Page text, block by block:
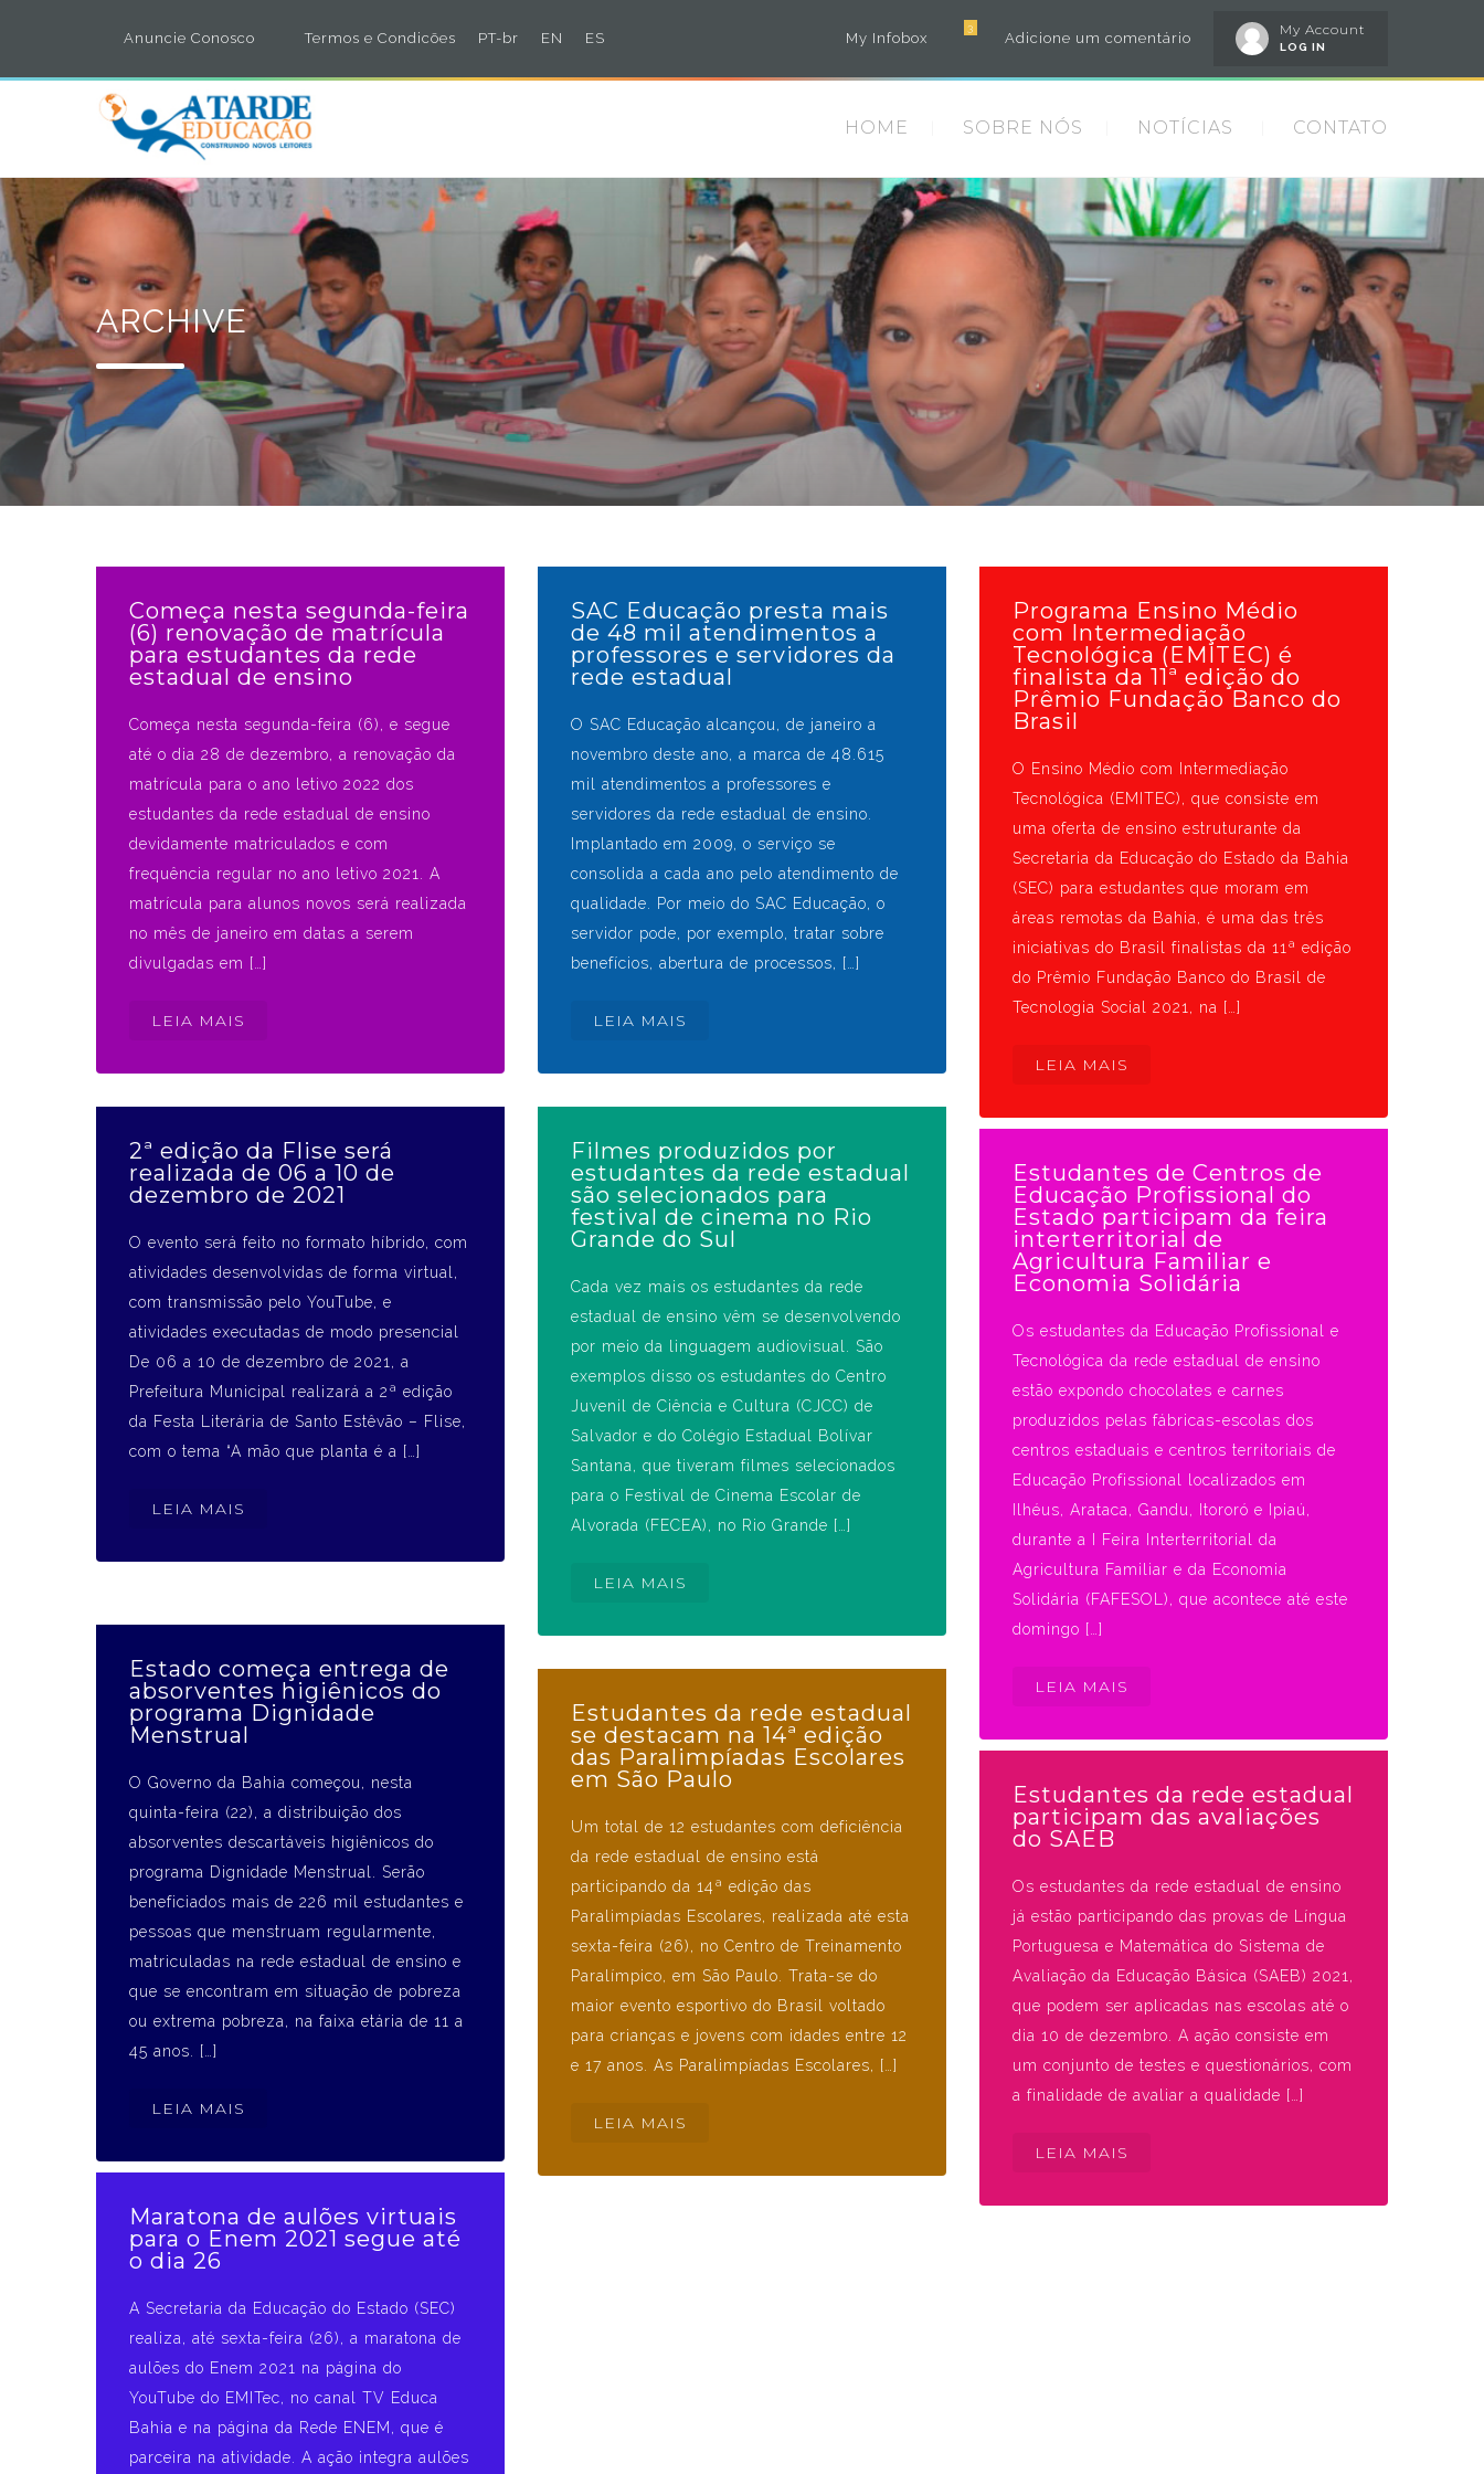
Anuncie Conosco Termos e Condicões PT-br EN ES
My Account
LOG IN
Adicione um comentário
3
My Infobox
HOME SOBRE NÓS NOTÍCIAS CONTATO
ARCHIVE
Começa nesta segunda-feira
(6) renovação de matrícula
para estudantes da rede
estadual de ensino
Começa nesta segunda-feira (6), e segue
até o dia 28 de dezembro, a renovação da
matrícula para o ano letivo 2022 dos
estudantes da rede estadual de ensino
devidamente matriculados e com
frequência regular no ano letivo 2021. A
matrícula para alunos novos será realizada
no mês de janeiro em datas a serem
divulgadas em […]
LEIA MAIS
SAC Educação presta mais
de 48 mil atendimentos a
professores e servidores da
rede estadual
O SAC Educação alcançou, de janeiro a
novembro deste ano, a marca de 48.615
mil atendimentos a professores e
servidores da rede estadual de ensino.
Implantado em 2009, o serviço se
consolida a cada ano pelo atendimento de
qualidade. Por meio do SAC Educação, o
servidor pode, por exemplo, tratar sobre
benefícios, abertura de processos, […]
LEIA MAIS
Programa Ensino Médio
com Intermediação
Tecnológica (EMITEC) é
finalista da 11ª edição do
Prêmio Fundação Banco do
Brasil
O Ensino Médio com Intermediação
Tecnológica (EMITEC), que consiste em
uma oferta de ensino estruturante da
Secretaria da Educação do Estado da Bahia
(SEC) para estudantes que moram em
áreas remotas da Bahia, é uma das três
iniciativas do Brasil finalistas da 11ª edição
do Prêmio Fundação Banco do Brasil de
Tecnologia Social 2021, na […]
LEIA MAIS
2ª edição da Flise será
realizada de 06 a 10 de
dezembro de 2021
O evento será feito no formato híbrido, com
atividades desenvolvidas de forma virtual,
com transmissão pelo YouTube, e
atividades executadas de modo presencial
De 06 a 10 de dezembro de 2021, a
Prefeitura Municipal realizará a 2ª edição
da Festa Literária de Santo Estêvão – Flise,
com o tema “A mão que planta é a […]
LEIA MAIS
Filmes produzidos por
estudantes da rede estadual
são selecionados para
festival de cinema no Rio
Grande do Sul
Cada vez mais os estudantes da rede
estadual de ensino vêm se desenvolvendo
por meio da linguagem audiovisual. São
exemplos disso os estudantes do Centro
Juvenil de Ciência e Cultura (CJCC) de
Salvador e do Colégio Estadual Bolívar
Santana, que tiveram filmes selecionados
para o Festival de Cinema Escolar de
Alvorada (FECEA), no Rio Grande […]
LEIA MAIS
Estudantes de Centros de
Educação Profissional do
Estado participam da feira
interterritorial de
Agricultura Familiar e
Economia Solidária
Os estudantes da Educação Profissional e
Tecnológica da rede estadual de ensino
estão expondo chocolates e carnes
produzidos pelas fábricas-escolas dos
centros estaduais e centros territoriais de
Educação Profissional localizados em
Ilhéus, Arataca, Gandu, Itororó e Ipiaú,
durante a I Feira Interterritorial da
Agricultura Familiar e da Economia
Solidária (FAFESOL), que acontece até este
domingo […]
LEIA MAIS
Estado começa entrega de
absorventes higiênicos do
programa Dignidade
Menstrual
O Governo da Bahia começou, nesta
quinta-feira (22), a distribuição dos
absorventes descartáveis higiênicos do
programa Dignidade Menstrual. Serão
beneficiados mais de 226 mil estudantes e
pessoas que menstruam regularmente,
matriculadas na rede estadual de ensino e
que se encontram em situação de pobreza
ou extrema pobreza, na faixa etária de 11 a
45 anos. […]
LEIA MAIS
Estudantes da rede estadual
se destacam na 14ª edição
das Paralimpíadas Escolares
em São Paulo
Um total de 12 estudantes com deficiência
da rede estadual de ensino está
participando da 14ª edição das
Paralimpíadas Escolares, realizada até esta
sexta-feira (26), no Centro de Treinamento
Paralímpico, em São Paulo. Trata-se do
maior evento esportivo do Brasil voltado
para crianças e jovens com idades entre 12
e 17 anos. As Paralimpíadas Escolares, […]
LEIA MAIS
Estudantes da rede estadual
participam das avaliações
do SAEB
Os estudantes da rede estadual de ensino
já estão participando das provas de Língua
Portuguesa e Matemática do Sistema de
Avaliação da Educação Básica (SAEB) 2021,
que podem ser aplicadas nas escolas até o
dia 10 de dezembro. A ação consiste em
um conjunto de testes e questionários, com
a finalidade de avaliar a qualidade […]
LEIA MAIS
Maratona de aulões virtuais
para o Enem 2021 segue até
o dia 26
A Secretaria da Educação do Estado (SEC)
realiza, até sexta-feira (26), a maratona de
aulões do Enem 2021 na página do
YouTube do EMITec, no canal TV Educa
Bahia e na página da Rede ENEM, que é
parceira na atividade. A ação integra aulões